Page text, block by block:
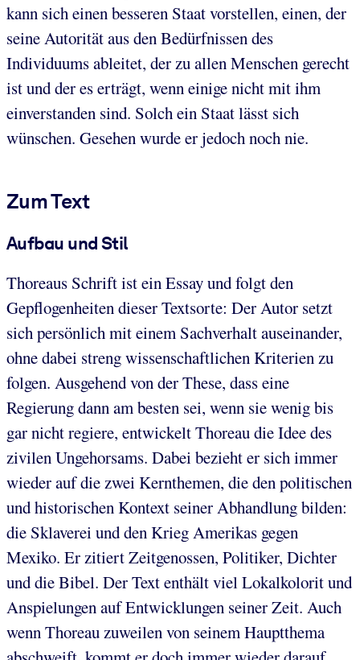
kann sich einen besseren Staat vorstellen, einen, der
seine Autorität aus den Bedürfnissen des
Individuums ableitet, der zu allen Menschen gerecht
ist und der es erträgt, wenn einige nicht mit ihm
einverstanden sind. Solch ein Staat lässt sich
wünschen. Gesehen wurde er jedoch noch nie.
Zum Text
Aufbau und Stil
Thoreaus Schrift ist ein Essay und folgt den
Gepflogenheiten dieser Textsorte: Der Autor setzt
sich persönlich mit einem Sachverhalt auseinander,
ohne dabei streng wissenschaftlichen Kriterien zu
folgen. Ausgehend von der These, dass eine
Regierung dann am besten sei, wenn sie wenig bis
gar nicht regiere, entwickelt Thoreau die Idee des
zivilen Ungehorsams. Dabei bezieht er sich immer
wieder auf die zwei Kernthemen, die den politischen
und historischen Kontext seiner Abhandlung bilden:
die Sklaverei und den Krieg Amerikas gegen
Mexiko. Er zitiert Zeitgenossen, Politiker, Dichter
und die Bibel. Der Text enthält viel Lokalkolorit und
Anspielungen auf Entwicklungen seiner Zeit. Auch
wenn Thoreau zuweilen von seinem Hauptthema